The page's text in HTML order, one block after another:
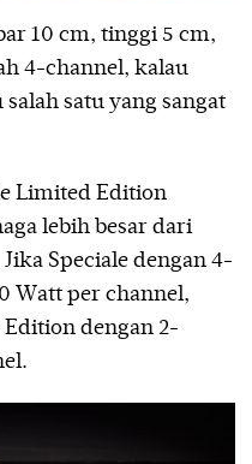
10 cm, tinggi 5 cm,
4-channel, kalau
satu yang sangat
Limited Edition
lebih besar dari
Speciale dengan 4-
Watt per channel,
dengan 2-